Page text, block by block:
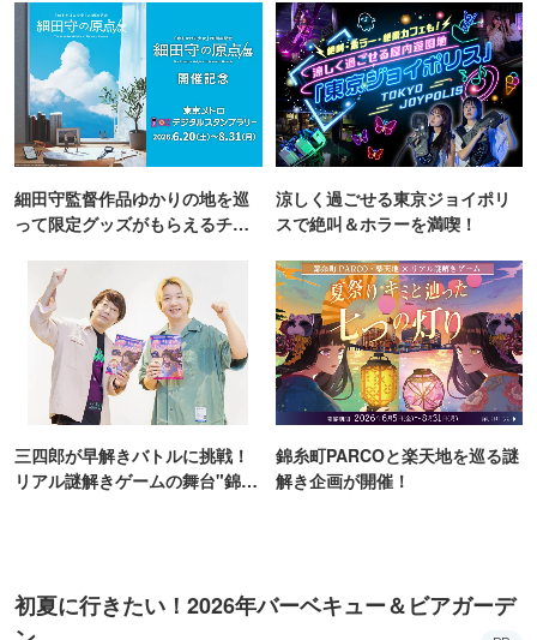
細田守監督作品ゆかりの地を巡
って限定グッズがもらえるチャ
涼しく過ごせる東京ジョイポリ
スで絶叫＆ホラーを満喫！
三四郎が早解きバトルに挑戦！
リアル謎解きゲームの舞台"錦糸
錦糸町PARCOと楽天地を巡る謎
解き企画が開催！
初夏に行きたい！2026年バーベキュー＆ビアガーデ